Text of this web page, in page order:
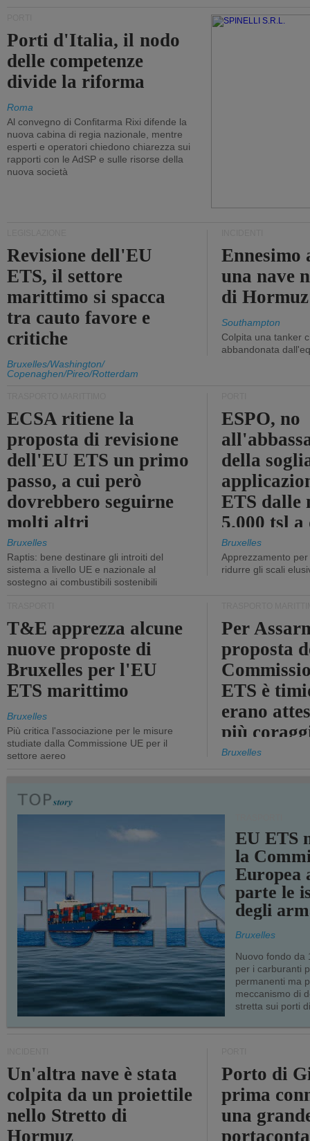
Porti d'Italia, il nodo
delle competenze
divide la riforma
Roma
Al convegno di Confitarma Rixi difende la
nuova cabina di regia nazionale, mentre
esperti e operatori chiedono chiarezza sui
rapporti con le AdSP e sulle risorse della
nuova società
Revisione dell'EU
ETS, il settore
marittimo si spacca
tra cauto favore e
critiche
Bruxelles/Washington/
Copenaghen/Pireo/Rotterdam
Ennesimo
una nave
di Hormuz
Southampton
Colpita una tanker
abbandonata
ECSA ritiene la
proposta di revisione
dell'EU ETS un primo
passo, a cui però
dovrebbero seguirne
molti altri
Bruxelles
Raptis: bene destinare gli introiti del
sistema a livello UE e nazionale al
sostegno ai combustibili sostenibili
ESPO, no
della
ETS dalle
5.000 tsl
400 tsl
Bruxelles
Apprezzamento
ridurre gli scali
T&E apprezza alcune
nuove proposte di
Bruxelles per l'EU
ETS marittimo
Bruxelles
Più critica l'associazione per le misure
studiate dalla Commissione UE per il
settore aereo
Per
proposta
ETS è
erano
più
Bruxelles
EU ETS
la
Europea
parte le
degli
Bruxelles
Nuovo fondo da
per i carburanti
permanenti ma
meccanismo di
stretta sui porti
Un'altra nave è stata
colpita da un proiettile
nello Stretto di
Hormuz
Porto di
prima
una